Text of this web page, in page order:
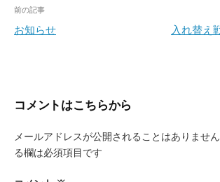
投
稿
ゲ
シ
ョ
前の記事
お知らせ
入れ替え
コメントはこちらから
メールアドレスが公開されることはありません
る欄は必須項目です